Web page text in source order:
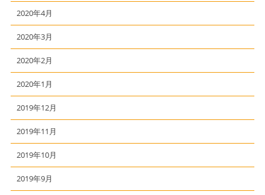
2020年4月
2020年3月
2020年2月
2020年1月
2019年12月
2019年11月
2019年10月
2019年9月